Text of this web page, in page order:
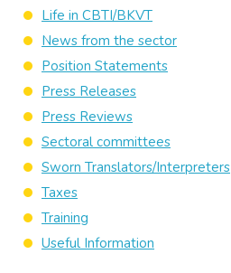
Life in CBTI/BKVT
News from the sector
Position Statements
Press Releases
Press Reviews
Sectoral committees
Sworn Translators/Interpreters
Taxes
Training
Useful Information